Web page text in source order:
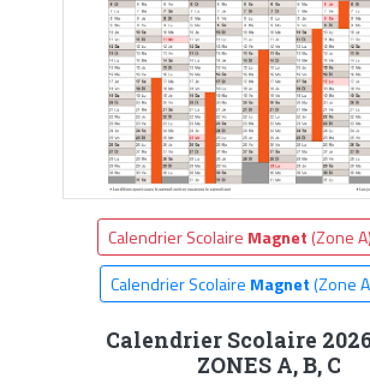
Calendrier Scolaire Magnet (Zone
Calendrier Scolaire Magnet(Zone
Calendrier Scolaire
ZONES A, B, C